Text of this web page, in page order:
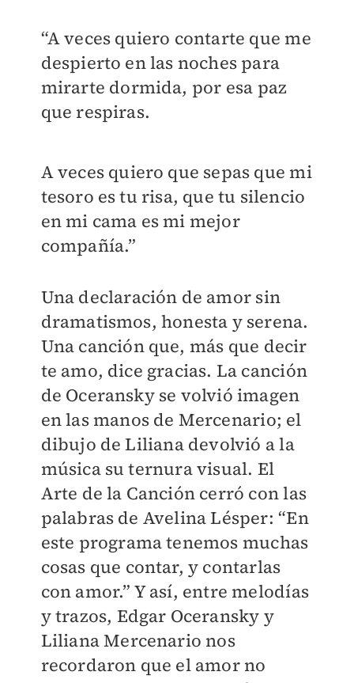
“A veces quiero contarte que me
despierto en las noches para
mirarte dormida, por esa paz
que respiras.
A veces quiero que sepas que mi
tesoro es tu risa, que tu silencio
en mi cama es mi mejor
compañía.”
Una declaración de amor sin
dramatismos, honesta y serena.
Una canción que, más que decir
te amo, dice gracias. La canción
de Oceransky se volvió imagen
en las manos de Mercenario; el
dibujo de Liliana devolvió a la
música su ternura visual. El
Arte de la Canción cerró con las
palabras de Avelina Lésper: “En
este programa tenemos muchas
cosas que contar, y contarlas
con amor.” Y así, entre melodías
y trazos, Edgar Oceransky y
Liliana Mercenario nos
recordaron que el amor no